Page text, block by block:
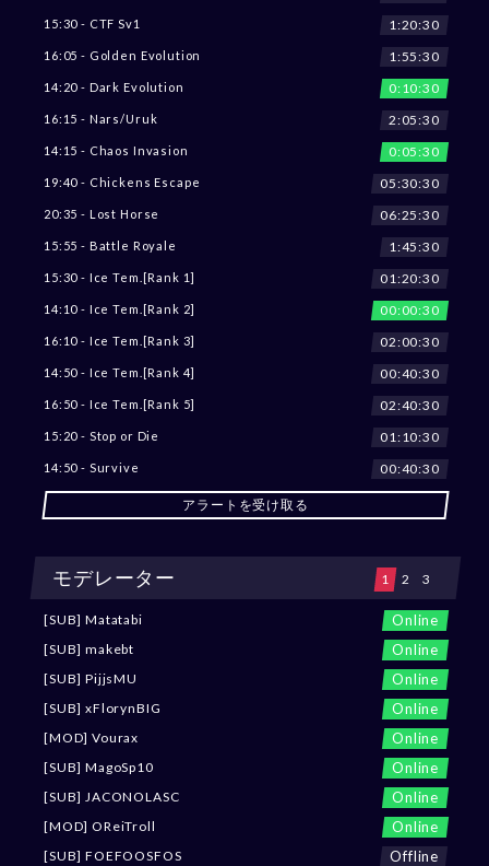
15:30 - CTF Sv1 1:20:28
16:05 - Golden Evolution 1:55:28
14:20 - Dark Evolution 0:10:28
16:15 - Nars/Uruk 2:05:28
14:15 - Chaos Invasion 0:05:28
19:40 - Chickens Escape 05:30:28
20:35 - Lost Horse 06:25:28
15:55 - Battle Royale 1:45:28
15:30 - Ice Tem.[Rank 1] 01:20:28
14:10 - Ice Tem.[Rank 2] 00:00:28
16:10 - Ice Tem.[Rank 3] 02:00:28
14:50 - Ice Tem.[Rank 4] 00:40:28
16:50 - Ice Tem.[Rank 5] 02:40:28
15:20 - Stop or Die 01:10:28
14:50 - Survive 00:40:28
アラートを受け取る
モデレーター 1 2 3
[SUB] Matatabi Online
[SUB] makebt Online
[SUB] PijjsMU Online
[SUB] xFlorynBIG Online
[MOD] Vourax Online
[SUB] MagoSp10 Online
[SUB] JACONOLASC Online
[MOD] OReiTroll Online
[SUB] FOEFOOSFOS Offline